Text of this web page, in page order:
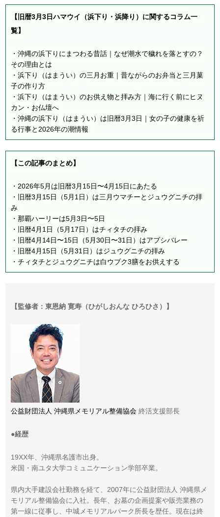
【旧暦3月3日ハマウイ（浜下り・浜降り）に関するコラム一
覧】
・沖縄の浜下りにまつわる昔話｜なぜ潮水で穢れを落とすの？
その理由とは
・浜下り（はまうい）の三月お重｜昔ながらのお弁当と三月菓
子の作り方
・浜下り（はまうい）のお供え物と拝み方｜海に行く前にヒヌ
カン・お仏壇へ
・沖縄の浜下り（はまうい）は旧暦3月3日｜女の子の健康を祈
る行事と2026年の潮情報
【この記事のまとめ】
・2026年5月は旧暦3月15日〜4月15日にあたる
・旧暦3月15日（5月1日）は三月ウマチーとジュウグニチの拝
み
・那覇ハーリーは5月3日〜5日
・旧暦4月1日（5月17日）はチィタチの拝み
・旧暦4月14日〜15日（5月30日〜31日）はアブシバレー
・旧暦4月15日（5月31日）はジュウグニチの拝み
・チィタチとジュウグニチは白ウブク3膳をお供えする
【監修者：東恩納 寛寿（ひがしおんな ひろひさ）】
公益財団法人 沖縄県メモリアル整備協会 終活支援部長
●経歴
19XX年、沖縄県名護市出身。
米国・南ユタ大学コミュニケーション学部卒業。
県内大手建設会社勤務を経て、2007年に公益財団法人 沖縄県メ
モリアル整備協会に入社。長年、お墓の企画提案や販売業務の
第一線に従事し、中城メモリアルパーク所長を歴任。現在は終